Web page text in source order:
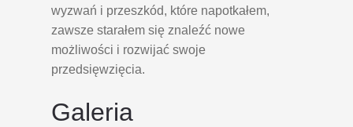
wyzwań i przeszkód, które napotkałem,
zawsze starałem się znaleźć nowe
możliwości i rozwijać swoje
przedsięwzięcia.
Galeria